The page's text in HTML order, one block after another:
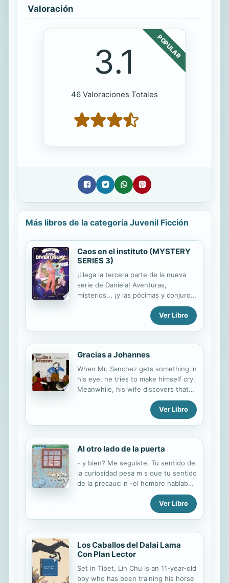
Valoración
POPULAR
3.1
46 Valoraciones Totales
Más libros de la categoría Juvenil Ficción
Caos en el instituto (MYSTERY
SERIES 3)
¡Llega la tercera parte de la nueva
serie de Daniela! Aventuras,
misterios... ¡y las pócimas y conjuros
más top! Daniela ya sabe que en su
nuevo instituto las cosas no son
precisamente... normales. Después
Andrea, sus dos nuevas e
inseparables amigas, el diario
secreto, empiezan a pasar cosas
muy pero que muy raras. Si ellas no
están haciendo conjuros, ¿qué está
líos y encima con una obra de teatro
de por medio. Pero Daniela... ¡no
puede evitarlo! ¿Descubrirá este
nuevo misterio?
Ver Libro
Gracias a Johannes
When Mr. Sanchez gets something in
his eye, he tries to make himself cry.
Meanwhile, his wife discovers that
she has lost a stone from her
earring. Finally, he plays some music
by his favorite composer, Brahms-
copyright 2004 Lectorum
Publications, Inc.
Ver Libro
Al otro lado de la puerta
- y bien? Me seguiste. Tu sentido de
la curiosidad pesa m s que tu sentido
de la precauci n -el hombre hablaba
en tono profundo y mesurado. Scott
finalmente recuper el habla: -Yo... yo
no quer a molestar. -No te
Ver Libro
Los Caballos del Dalai Lama
Con Plan Lector
Set in Tibet, Lin Chu is an 11-year-old
boy who has been training his horse